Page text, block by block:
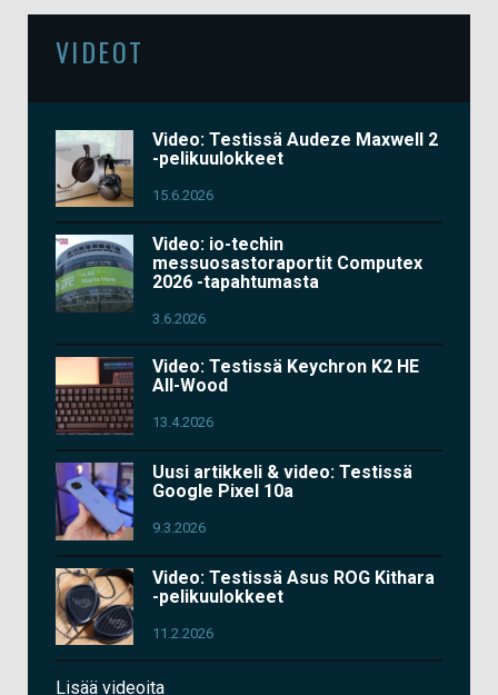
VIDEOT
Video: Testissä Audeze Maxwell 2
-pelikuulokkeet
15.6.2026
Video: io-techin
messuosastoraportit Computex
2026 -tapahtumasta
3.6.2026
Video: Testissä Keychron K2 HE
All-Wood
13.4.2026
Uusi artikkeli & video: Testissä
Google Pixel 10a
9.3.2026
Video: Testissä Asus ROG Kithara
-pelikuulokkeet
11.2.2026
Lisää videoita